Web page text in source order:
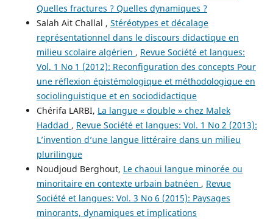
Quelles fractures ? Quelles dynamiques ?
Salah Ait Challal , Stéréotypes et décalage
représentationnel dans le discours didactique en
milieu scolaire algérien , Revue Société et langues:
Vol. 1 No 1 (2012): Reconfiguration des concepts Pour
une réflexion épistémologique et méthodologique en
sociolinguistique et en sociodidactique
Chérifa LARBI, La langue « double » chez Malek
Haddad , Revue Société et langues: Vol. 1 No 2 (2013):
L’invention d’une langue littéraire dans un milieu
plurilingue
Noudjoud Berghout, Le chaoui langue minorée ou
minoritaire en contexte urbain batnéen , Revue
Société et langues: Vol. 3 No 6 (2015): Paysages
minorants, dynamiques et implications